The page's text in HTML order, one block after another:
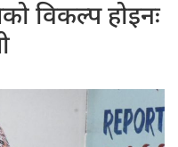
विकल्प होइनः